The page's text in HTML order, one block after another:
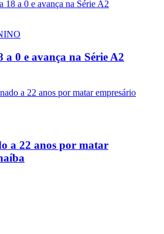
0 e avança na Série A2
a 22 anos por matar